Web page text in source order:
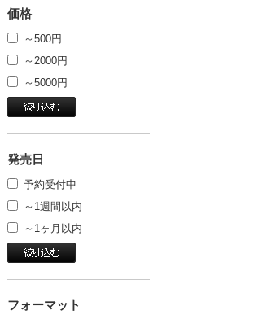
価格
～500円
～2000円
～5000円
発売日
予約受付中
～1週間以内
～1ヶ月以内
フォーマット